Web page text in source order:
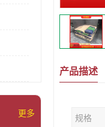
更多
产品描述
规格